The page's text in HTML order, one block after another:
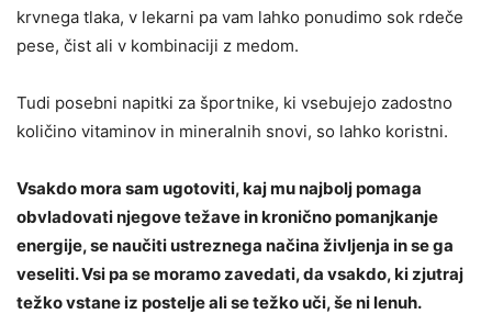
krvnega tlaka, v lekarni pa vam lahko ponudimo sok rdeče
pese, čist ali v kombinaciji z medom.
Tudi posebni napitki za športnike, ki vsebujejo zadostno
količino vitaminov in mineralnih snovi, so lahko koristni.
Vsakdo mora sam ugotoviti, kaj mu najbolj pomaga
obvladovati njegove težave in kronično pomanjkanje
energije, se naučiti ustreznega načina življenja in se ga
veseliti. Vsi pa se moramo zavedati, da vsakdo, ki zjutraj
težko vstane iz postelje ali se težko uči, še ni lenuh.